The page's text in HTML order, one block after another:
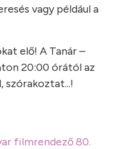
vagy például a
elő! A Tanár –
20:00 órától az
szórakoztat...!
filmrendező 80.